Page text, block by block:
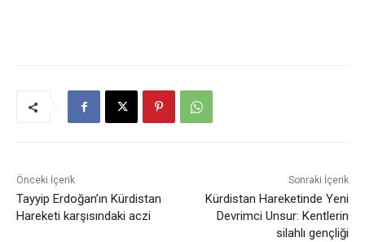
Önceki İçerik
Tayyip Erdoğan’ın Kürdistan
Hareketi karşısındaki aczi
Sonraki İçerik
Kürdistan Hareketinde Yeni
Devrimci Unsur: Kentlerin
silahlı gençliği